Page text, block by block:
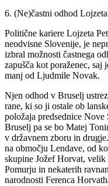
6. (Ne)častni odhod Lojzeta
Politične kariere Lojzeta
neodvisne Slovenije, je
izbral možnosti častnega
zapušča kot poraženec,
manj od Ljudmile Novak.
Njen odhod v Bruselj
rane, ki so ji ostale ob
položaja predsednice
Bruselj pa se bo Matej
v državnem zboru in
na območju Lendave, od
skupine Jožef Horvat,
Pomurju in nekaterih
narodnosti Ferenca